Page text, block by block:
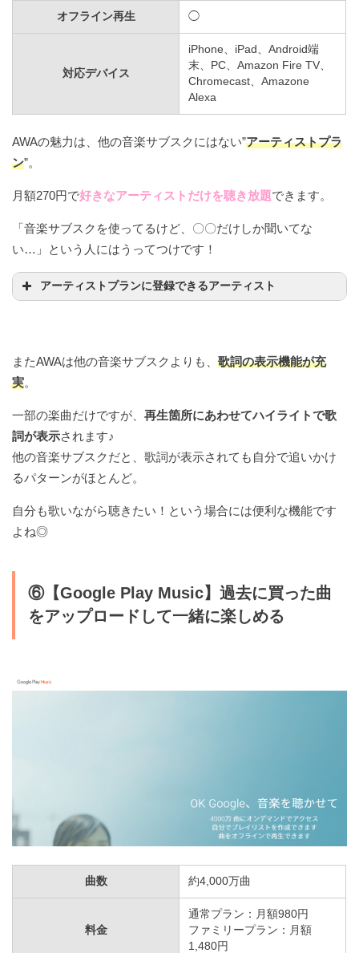
オフライン再生 ◯
対応デバイス
iPhone、iPad、Android端
末、PC、Amazon Fire TV、
Chromecast、Amazone
Alexa
AWAの魅力は、他の音楽サブスクにはない”アーティストプラ
ン”。
月額270円で好きなアーティストだけを聴き放題できます。
「音楽サブスクを使ってるけど、〇〇だけしか聞いてな
い…」という人にはうってつけです！
アーティストプランに登録できるアーティスト
浜崎あゆみ
AAA
倖田來未
lol-エルオーエル
大塚愛
BACK-ON
Beverly
hitomi
kolme
Miracle Vell Magic
MONKEY MAJIK
またAWAは他の音楽サブスクよりも、歌詞の表示機能が充
実。
一部の楽曲だけですが、再生箇所にあわせてハイライトで歌
詞が表示されます♪
他の音楽サブスクだと、歌詞が表示されても自分で追いかけ
るパターンがほとんど。
自分も歌いながら聴きたい！という場合には便利な機能です
よね◎
⑥【Google Play Music】過去に買った曲
をアップロードして一緒に楽しめる
曲数 約4,000万曲
料金
通常プラン：月額980円
ファミリープラン：月額
1,480円